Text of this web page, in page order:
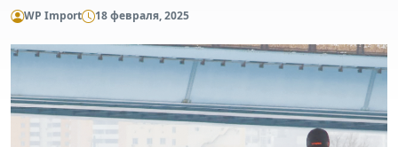
WP Import 18 февраля, 2025